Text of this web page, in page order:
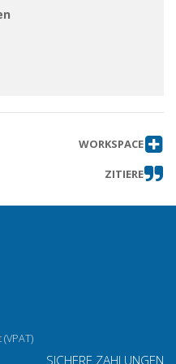
WORKSPACE
ZITIERE
SICHERE ZAHLUNGEN